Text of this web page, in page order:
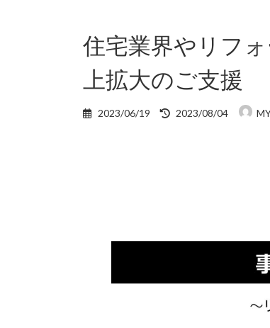
住宅業界やリフ
上拡大のご支援
2023/06/19
最
2023/08/04